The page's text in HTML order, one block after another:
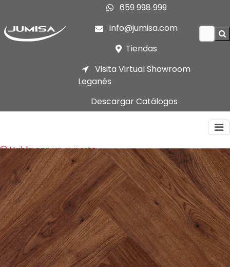
659 998 999
info@jumisa.com
Tiendas
Visita Virtual Showroom
Leganés
Descargar Catálogos
Habla con un experto